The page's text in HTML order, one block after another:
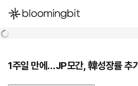
한국어
1주일 만에…JP모간, 韓성장률 추